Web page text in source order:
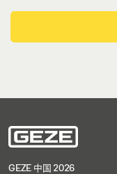
GEZE 中国 2026